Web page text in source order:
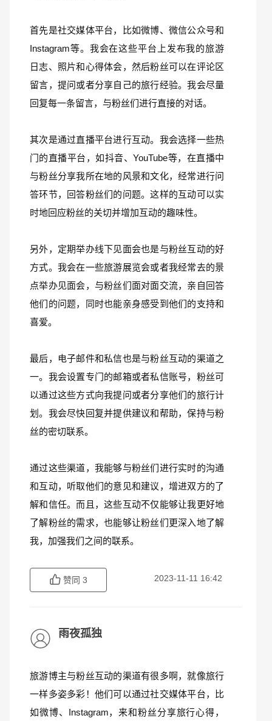
首先是社交媒体平台，比如微博、微信公众号和
Instagram等。我会在这些平台上发布我的旅游
日志、照片和心得体会，然后粉丝可以在评论区
留言，提问或者分享自己的旅行经验。我会尽量
回复每一条留言，与粉丝们进行直接的对话。
其次是通过直播平台进行互动。我会选择一些热
门的直播平台，如抖音、YouTube等，在直播中
与粉丝分享我所在地的风景和文化，经常进行问
答环节，回答粉丝们的问题。这样的互动可以实
时地回应粉丝的关切并增加互动的趣味性。
另外，定期举办线下见面会也是与粉丝互动的好
方式。我会在一些旅游展览会或者我经常去的景
点举办见面会，与粉丝们面对面交流，亲自回答
他们的问题，同时也能亲身感受到他们的支持和
喜爱。
最后，电子邮件和私信也是与粉丝互动的渠道之
一。我会设置专门的邮箱或者私信账号，粉丝可
以通过这些方式向我提问或者分享他们的旅行计
划。我会尽快回复并提供建议和帮助，保持与粉
丝的密切联系。
通过这些渠道，我能够与粉丝们进行实时的沟通
和互动，听取他们的意见和建议，增进双方的了
解和信任。而且，这些互动不仅能够让我更好地
了解粉丝的需求，也能够让粉丝们更深入地了解
我，加强我们之间的联系。
赞同 3 2023-11-11 16:42
雨夜孤独
旅游博主与粉丝互动的渠道有很多啊，就像旅行
一样多姿多彩！他们可以通过社交媒体平台，比
如微博、Instagram，来和粉丝分享旅行心得，